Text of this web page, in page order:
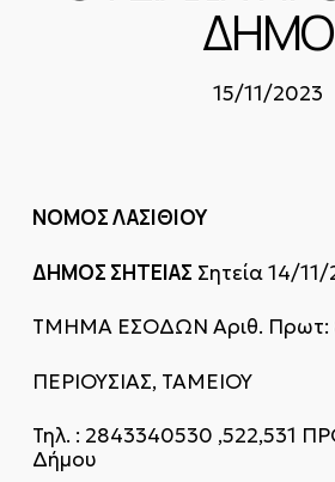
ΔΗΜΟ
15/11/2023
ΝΟΜΟΣ ΛΑΣΙΘΙΟΥ
ΔΗΜΟΣ ΣΗΤΕΙΑΣ Σητεία 14/
ΤΜΗΜΑ ΕΣΟΔΩΝ Αριθ. Πρωτ:
ΠΕΡΙΟΥΣΙΑΣ, ΤΑΜΕΙΟΥ
Τηλ. : 2843340530 ,522,531
Δήμου